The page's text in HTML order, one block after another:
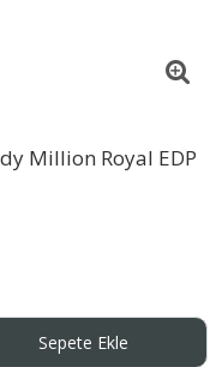
Million Royal EDP
Sepete Ekle